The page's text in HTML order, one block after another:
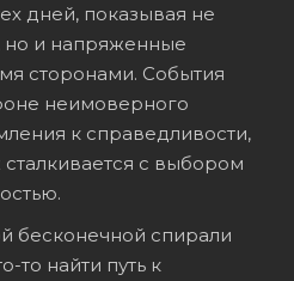
дней, показывая не
но и напряженные
сторонами. События
неимоверного
к справедливости,
с выбором
бесконечной спирали
то найти путь к